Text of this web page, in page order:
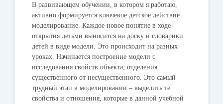
В развивающем обучении, в котором я работаю,
активно формируется ключевое детское действие
моделирование. Каждое новое понятие в ходе
открытия детьми выносится на доску и словарики
детей в виде модели. Это происходит на разных
уроках. Начинается построение модели с
исследования свойств объекта, отделения
существенного от несущественного. Это самый
трудный этап в моделировании – выделить те
свойства и отношения, которые в данной учебной